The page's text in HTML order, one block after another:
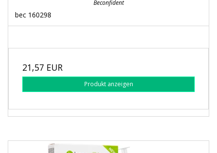
Beconfident
bec 160298
21,57 EUR
Produkt anzeigen